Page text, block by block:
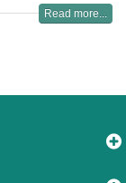
Read more...